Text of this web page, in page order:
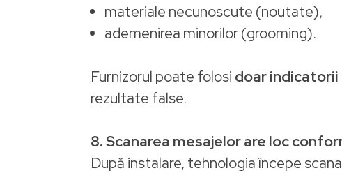
materiale necunoscute (noutate),
ademenirea minorilor (grooming).
Furnizorul poate folosi doar
rezultate false.
8. Scanarea mesajelor are loc
După instalare, tehnologia începe